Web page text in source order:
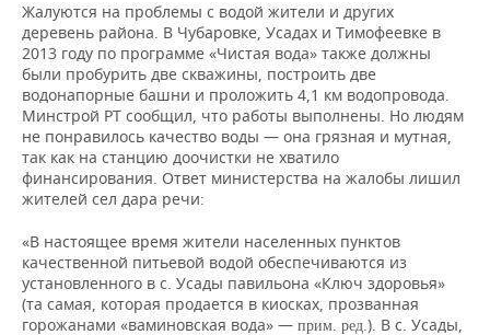
Жалуются на проблемы с водой жители и других
деревень района. В Чубаровке, Усадах и Тимофеевке в
2013 году по программе «Чистая вода» также должны
были пробурить две скважины, построить две
водонапорные башни и проложить 4,1 км водопровода.
Минстрой РТ сообщил, что работы выполнены. Но людям
не понравилось качество воды — она грязная и мутная,
так как на станцию доочистки не хватило
финансирования. Ответ министерства на жалобы лишил
жителей сел дара речи:
«В настоящее время жители населенных пунктов
качественной питьевой водой обеспечиваются из
установленного в с. Усады павильона «Ключ здоровья»
(та самая, которая продается в киосках, прозванная
горожанами «ваминовская вода» — прим. ред.). В с. Усады,